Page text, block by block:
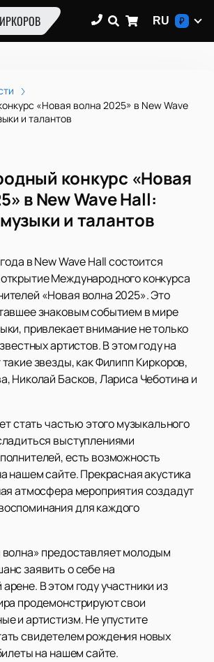
RU ₽
«Новая волна 2025» в New Wave
и талантов
конкурс «Новая
в New Wave Hall:
и талантов
в New Wave Hall состоится
Международного конкурса
«Новая волна 2025». Это
знаковым событием в мире
привлекает внимание не только
артистов. В этом году на
звезды, как Филипп Киркоров,
Николай Басков, Лариса Чеботина и
стать частью этого музыкального
выступлениями
есть возможность
нашем сайте. Прекрасная акустика
атмосфера мероприятия создадут
для каждого
волна» предоставляет молодым
заявить о себе на
В этом году участники из
продемонстрируют свои
и артистизм. Не упустите
свидетелем рождения новых
на нашем сайте.